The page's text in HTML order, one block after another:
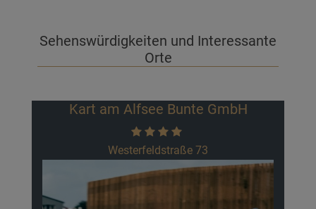
Sehenswürdigkeiten und Interessante
Orte
Kart am Alfsee Bunte GmbH
Westerfeldstraße 73